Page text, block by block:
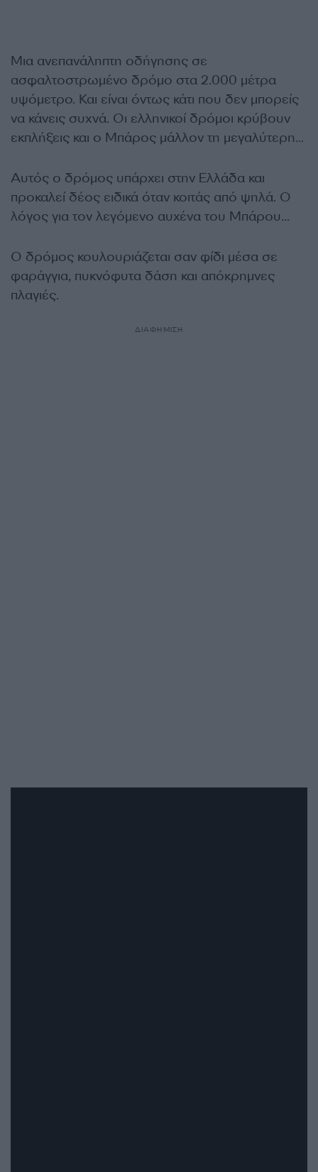
Μια ανεπανάληπτη οδήγησης σε
ασφαλτοστρωμένο δρόμο στα 2.000 μέτρα
υψόμετρο. Και είναι όντως κάτι που δεν μπορείς
να κάνεις συχνά. Οι ελληνικοί δρόμοι κρύβουν
εκπλήξεις και ο Μπάρος μάλλον τη μεγαλύτερη…
Αυτός ο δρόμος υπάρχει στην Ελλάδα και
προκαλεί δέος ειδικά όταν κοιτάς από ψηλά. Ο
λόγος για τον λεγόμενο αυχένα του Μπάρου…
Ο δρόμος κουλουριάζεται σαν φίδι μέσα σε
φαράγγια, πυκνόφυτα δάση και απόκρημνες
πλαγιές.
ΔΙΑΦΗΜΙΣΗ